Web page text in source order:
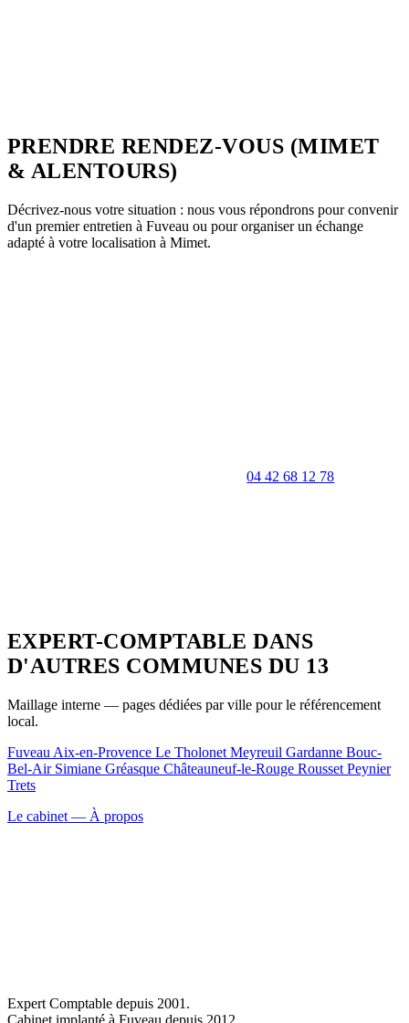
PRENDRE RENDEZ-VOUS (MIMET
& ALENTOURS)
Décrivez-nous votre situation : nous vous répondrons pour convenir
d'un premier entretien à Fuveau ou pour organiser un échange
adapté à votre localisation à Mimet.
04 42 68 12 78
EXPERT-COMPTABLE DANS
D'AUTRES COMMUNES DU 13
Maillage interne — pages dédiées par ville pour le référencement
local.
Fuveau Aix-en-Provence Le Tholonet Meyreuil Gardanne Bouc-
Bel-Air Simiane Gréasque Châteauneuf-le-Rouge Rousset Peynier
Trets
Le cabinet — À propos
Expert Comptable depuis 2001.